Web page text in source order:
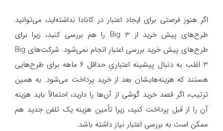
اگر هنوز فرصتی برای ایجاد اعتبار در کانادا نداشته‌اید، می‌توانید
طرح‌های پیش خرید از Big 3 را هم بررسی کنید، زیرا برای
طرح‌های پیش خرید بررسی اعتبار انجام نمی‌شود. شرکت‌های Big
3 اغلب به دنبال پیشینه اعتباریِ حداقل ۶ ماهه برای طرح‌هایی
هستند که هزینه‌هایشان بعد از خرید پرداخت می‌شود. به همین
ترتیب، اگر قصد خرید گوشی از آن‌ها را دارید، احتمالاً باید هزینه
آن را از قبل پرداخت کنید، زیرا تأمین هزینه یک تلفن جدید هم
ممکن است به بررسی اعتبار نیاز داشته باشد.